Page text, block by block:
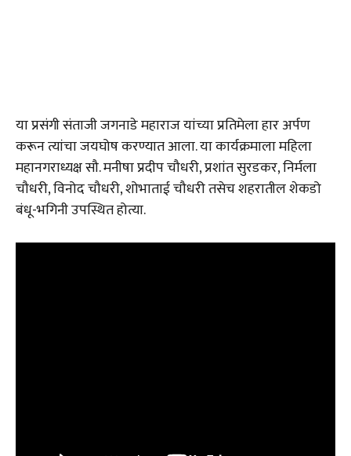
या प्रसंगी संताजी जगनाडे महाराज यांच्या प्रतिमेला हार अर्पण
करून त्यांचा जयघोष करण्यात आला. या कार्यक्रमाला महिला
महानगराध्यक्ष सौ. मनीषा प्रदीप चौधरी, प्रशांत सुरडकर, निर्मला
चौधरी, विनोद चौधरी, शोभाताई चौधरी तसेच शहरातील शेकडो
बंधू-भगिनी उपस्थित होत्या.